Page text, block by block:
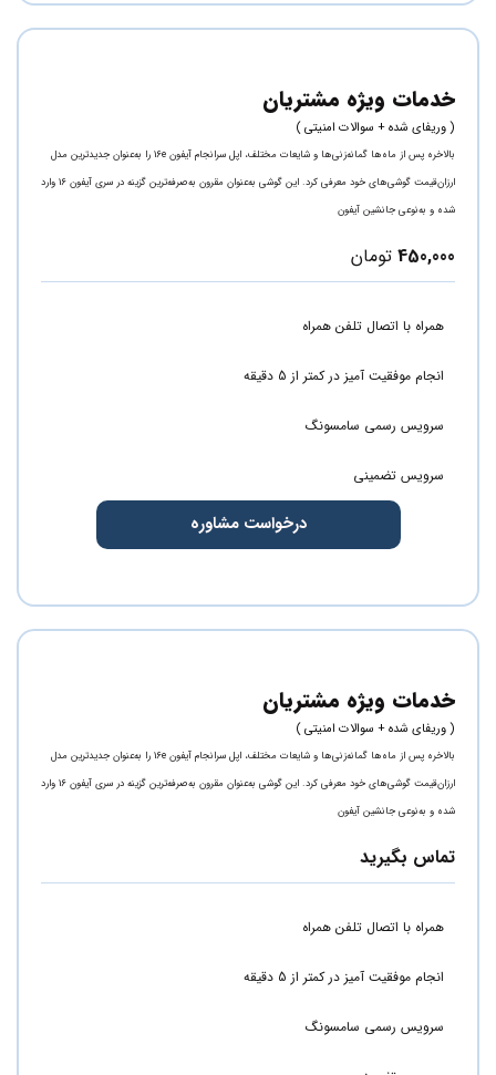
خدمات ویژه مشتریان
( وریفای شده + سوالات امنیتی )
بالاخره پس از ماه‌ها گمانه‌زنی‌ها و شایعات مختلف، اپل سرانجام آیفون 16e را به‌عنوان جدیدترین مدل
ارزان‌‌قیمت گوشی‌های خود معرفی کرد. این گوشی به‌عنوان مقرون به‌صرفه‌ترین گزینه در سری آیفون 16 وارد
شده و به‌نوعی جانشین آیفون
450,000 تومان
همراه با اتصال تلفن همراه
انجام موفقیت آمیز در کمتر از 5 دقیقه
سرویس رسمی سامسونگ
سرویس تضمینی
درخواست مشاوره
خدمات ویژه مشتریان
( وریفای شده + سوالات امنیتی )
بالاخره پس از ماه‌ها گمانه‌زنی‌ها و شایعات مختلف، اپل سرانجام آیفون 16e را به‌عنوان جدیدترین مدل
ارزان‌‌قیمت گوشی‌های خود معرفی کرد. این گوشی به‌عنوان مقرون به‌صرفه‌ترین گزینه در سری آیفون 16 وارد
شده و به‌نوعی جانشین آیفون
تماس بگیرید
همراه با اتصال تلفن همراه
انجام موفقیت آمیز در کمتر از 5 دقیقه
سرویس رسمی سامسونگ